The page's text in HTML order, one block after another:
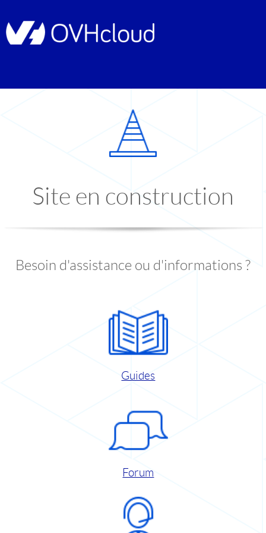
Site en construction
Besoin d'assistance ou d'informations ?
Guides
Forum